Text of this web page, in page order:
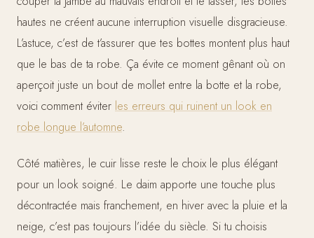
hautes ne créent aucune interruption visuelle disgracieuse.
L’astuce, c’est de t’assurer que tes bottes montent plus haut
que le bas de ta robe. Ça évite ce moment gênant où on
aperçoit juste un bout de mollet entre la botte et la robe,
voici comment éviter les erreurs qui ruinent un look en
robe longue l’automne.
Côté matières, le cuir lisse reste le choix le plus élégant
pour un look soigné. Le daim apporte une touche plus
décontractée mais franchement, en hiver avec la pluie et la
neige, c’est pas toujours l’idée du siècle. Si tu choisis